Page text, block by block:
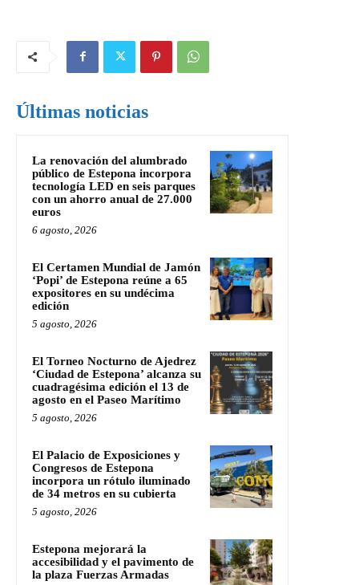
Últimas noticias
La renovación del alumbrado
público de Estepona incorpora
tecnología LED en seis parques
con un ahorro anual de 27.000
euros
6 agosto, 2026
El Certamen Mundial de Jamón
‘Popi’ de Estepona reúne a 65
expositores en su undécima
edición
5 agosto, 2026
El Torneo Nocturno de Ajedrez
‘Ciudad de Estepona’ alcanza su
cuadragésima edición el 13 de
agosto en el Paseo Marítimo
5 agosto, 2026
El Palacio de Exposiciones y
Congresos de Estepona
incorpora un rótulo iluminado
de 34 metros en su cubierta
5 agosto, 2026
Estepona mejorará la
accesibilidad y el pavimento de
la plaza Fuerzas Armadas